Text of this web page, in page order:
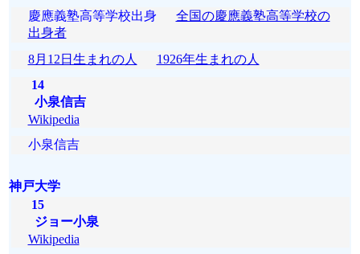
慶應義塾高等学校出身 全国の慶應義塾高等学校の
出身者
8月12日生まれの人
1926年生まれの人
14
小泉信吉
Wikipedia
小泉信吉
神戸大学
15
ジョー小泉
Wikipedia